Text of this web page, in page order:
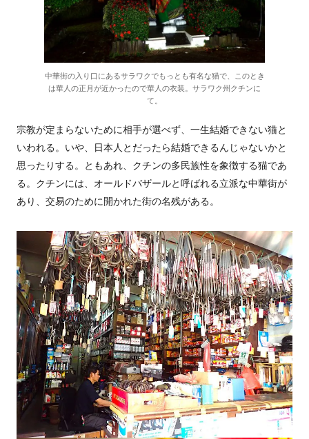
中華街の入り口にあるサラワクでもっとも有名な猫で、このとき
は華人の正月が近かったので華人の衣装。サラワク州クチンに
て。
宗教が定まらないために相手が選べず、一生結婚できない猫と
いわれる。いや、日本人とだったら結婚できるんじゃないかと
思ったりする。ともあれ、クチンの多民族性を象徴する猫であ
る。クチンには、オールドバザールと呼ばれる立派な中華街が
あり、交易のために開かれた街の名残がある。